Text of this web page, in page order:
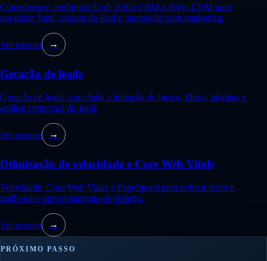
Consultoria e configuração de Zoho CRM e Bigin CRM para
organizar funil, origem do lead e integração com marketing.
Ver escopo →
Geração de leads
Geração de leads conectada a intenção de busca, filtros, páginas e
análise comercial do funil.
Ver escopo →
Otimização de velocidade e Core Web Vitals
Velocidade, Core Web Vitals e PageSpeed para reduzir atrito e
melhorar o aproveitamento do tráfego.
Ver escopo →
PRÓXIMO PASSO